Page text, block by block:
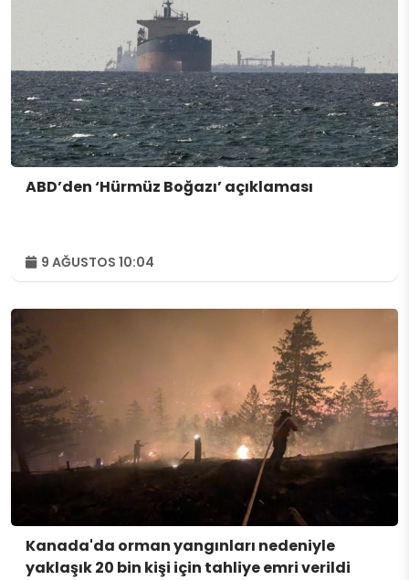
ABD’den ‘Hürmüz Boğazı’ açıklaması
9 AĞUSTOS 10:04
Kanada'da orman yangınları nedeniyle
yaklaşık 20 bin kişi için tahliye emri verildi